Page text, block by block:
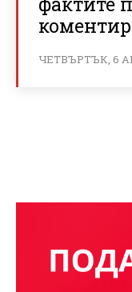
ЧЕТВЪРТЪК, 6